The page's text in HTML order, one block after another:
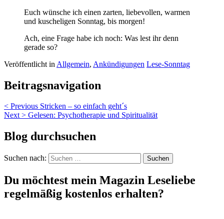
Euch wünsche ich einen zarten, liebevollen, warmen
und kuscheligen Sonntag, bis morgen!
Ach, eine Frage habe ich noch: Was lest ihr denn
gerade so?
Veröffentlicht in Allgemein, Ankündigungen Lese-Sonntag
Beitragsnavigation
< Previous Stricken – so einfach geht´s
Next > Gelesen: Psychotherapie und Spiritualität
Blog durchsuchen
Suchen nach:
Du möchtest mein Magazin Leseliebe
regelmäßig kostenlos erhalten?